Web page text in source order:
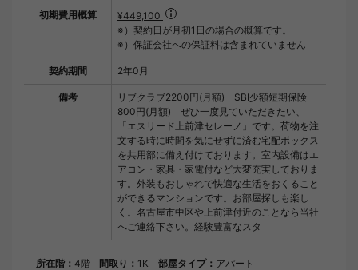
初期費用概算
¥449,100
※）契約日が月初1日の場合の概算です。
※）保証会社への保証料は含まれていません
契約期間 2年0月
備考
リブクラブ2200円(月額) SBI少額短期保険
800円(月額) ぜひ一度見ていただきたい、
「エスリード上前津セレーノ」です。荷物を注
文する時に時間を気にせずに済む宅配ボックス
を共用部に備え付けております。室内設備はエ
アコン・家具・家電付など大変充実しておりま
す。外装もおしゃれで快適な生活をおくること
ができるマンションです。お部屋探しも楽し
く。名古屋市中区や上前津付近のことなら当社
へご連絡下さい。経験豊富なスタ
所在階： 4階 間取り： 1K 部屋タイプ： アパート